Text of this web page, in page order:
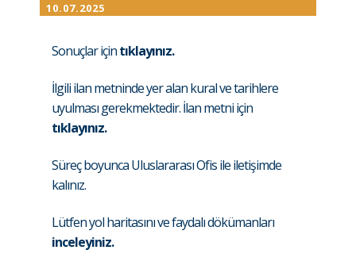
10.07.2025
Sonuçlar içintıklayınız.
İlgili ilan metninde yer alan kural ve tarihlere
uyulması gerekmektedir. İlan metni için
tıklayınız.
Süreç boyunca Uluslararası Ofis ile iletişimde
kalınız.
Lütfen yol haritasını ve faydalı dökümanları
inceleyiniz.